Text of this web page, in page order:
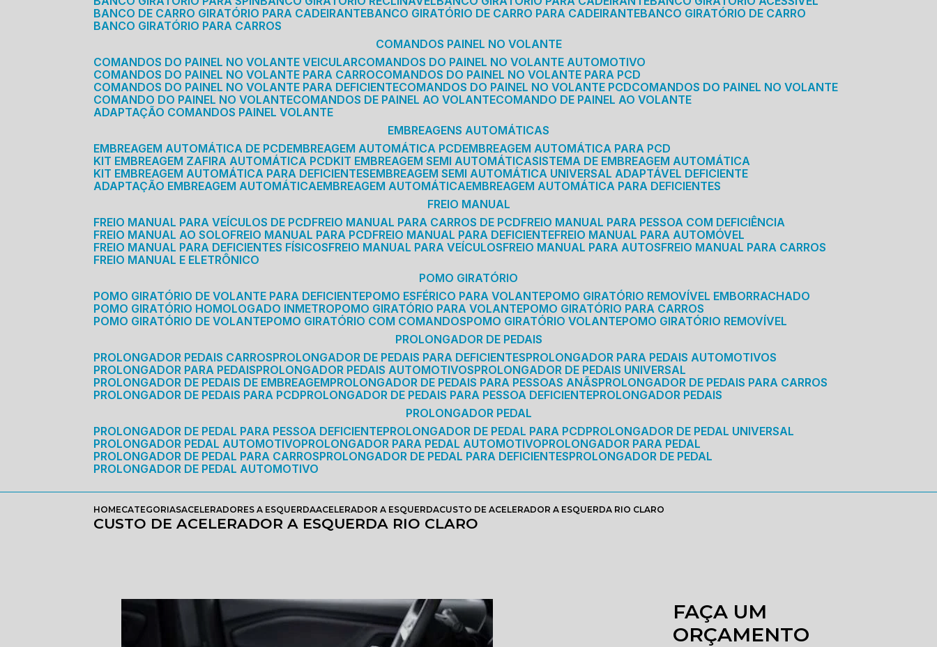
BANCO DE CARRO GIRATÓRIO PARA CADEIRANTE BANCO GIRATÓRIO DE CARRO PARA CADEIRANTE BANCO GIRATÓRIO DE CARRO
BANCO GIRATÓRIO PARA CARROS
COMANDOS PAINEL NO VOLANTE
COMANDOS DO PAINEL NO VOLANTE VEICULAR
COMANDOS DO PAINEL NO VOLANTE AUTOMOTIVO
COMANDOS DO PAINEL NO VOLANTE PARA CARRO
COMANDOS DO PAINEL NO VOLANTE PARA PCD
COMANDOS DO PAINEL NO VOLANTE PARA DEFICIENTE
COMANDOS DO PAINEL NO VOLANTE PCD
COMANDOS DO PAINEL NO VOLANTE
COMANDO DO PAINEL NO VOLANTE
COMANDOS DE PAINEL AO VOLANTE
COMANDO DE PAINEL AO VOLANTE
ADAPTAÇÃO COMANDOS PAINEL VOLANTE
EMBREAGENS AUTOMÁTICAS
EMBREAGEM AUTOMÁTICA DE PCD EMBREAGEM AUTOMÁTICA PCD EMBREAGEM AUTOMÁTICA PARA PCD
KIT EMBREAGEM ZAFIRA AUTOMÁTICA PCD
KIT EMBREAGEM SEMI AUTOMÁTICA SISTEMA DE EMBREAGEM AUTOMÁTICA
KIT EMBREAGEM AUTOMÁTICA PARA DEFICIENTES EMBREAGEM SEMI AUTOMÁTICA UNIVERSAL ADAPTÁVEL DEFICIENTE
ADAPTAÇÃO EMBREAGEM AUTOMÁTICA EMBREAGEM AUTOMÁTICA EMBREAGEM AUTOMÁTICA PARA DEFICIENTES
FREIO MANUAL
FREIO MANUAL PARA VEÍCULOS DE PCD FREIO MANUAL PARA CARROS DE PCD FREIO MANUAL PARA PESSOA COM DEFICIÊNCIA
FREIO MANUAL AO SOLO FREIO MANUAL PARA PCD FREIO MANUAL PARA DEFICIENTE FREIO MANUAL PARA AUTOMÓVEL
FREIO MANUAL PARA DEFICIENTES FÍSICOS FREIO MANUAL PARA VEÍCULOS FREIO MANUAL PARA AUTOS FREIO MANUAL PARA CARROS
FREIO MANUAL E ELETRÔNICO
POMO GIRATÓRIO
POMO GIRATÓRIO DE VOLANTE PARA DEFICIENTE POMO ESFÉRICO PARA VOLANTE POMO GIRATÓRIO REMOVÍVEL EMBORRACHADO
POMO GIRATÓRIO HOMOLOGADO INMETRO POMO GIRATÓRIO PARA VOLANTE POMO GIRATÓRIO PARA CARROS
POMO GIRATÓRIO DE VOLANTE POMO GIRATÓRIO COM COMANDOS POMO GIRATÓRIO VOLANTE POMO GIRATÓRIO REMOVÍVEL
PROLONGADOR DE PEDAIS
PROLONGADOR PEDAIS CARROS PROLONGADOR DE PEDAIS PARA DEFICIENTES PROLONGADOR PARA PEDAIS AUTOMOTIVOS
PROLONGADOR PARA PEDAIS PROLONGADOR PEDAIS AUTOMOTIVOS PROLONGADOR DE PEDAIS UNIVERSAL
PROLONGADOR DE PEDAIS DE EMBREAGEM PROLONGADOR DE PEDAIS PARA PESSOAS ANÃS PROLONGADOR DE PEDAIS PARA CARROS
PROLONGADOR DE PEDAIS PARA PCD PROLONGADOR DE PEDAIS PARA PESSOA DEFICIENTE PROLONGADOR PEDAIS
PROLONGADOR PEDAL
PROLONGADOR DE PEDAL PARA PESSOA DEFICIENTE PROLONGADOR DE PEDAL PARA PCD PROLONGADOR DE PEDAL UNIVERSAL
PROLONGADOR PEDAL AUTOMOTIVO PROLONGADOR PARA PEDAL AUTOMOTIVO PROLONGADOR PARA PEDAL
PROLONGADOR DE PEDAL PARA CARROS PROLONGADOR DE PEDAL PARA DEFICIENTES PROLONGADOR DE PEDAL
PROLONGADOR DE PEDAL AUTOMOTIVO
HOMECATEGORIASACELERADORES A ESQUERDAACELERADOR A ESQUERDACUSTO DE ACELERADOR A ESQUERDA RIO CLARO
CUSTO DE ACELERADOR A ESQUERDA RIO CLARO
FAÇA UM
ORÇAMENTO